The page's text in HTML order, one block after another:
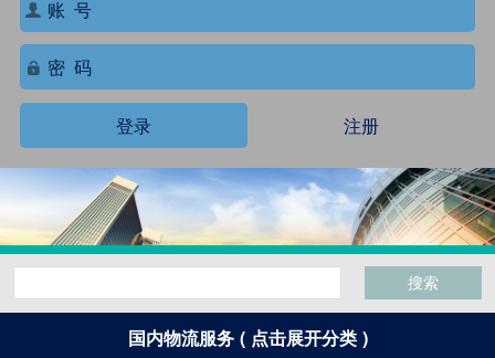
登录 注册
搜索
国内物流服务 ( 点击展开分类 )